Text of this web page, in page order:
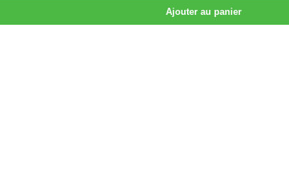
Ajouter au panier